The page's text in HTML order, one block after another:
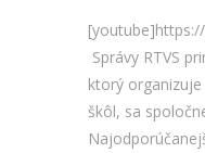
Správy RTVS
ktorý
škôl, sa